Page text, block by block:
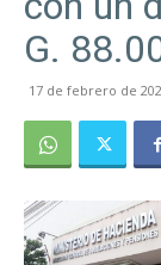
G.
17 de febrero de